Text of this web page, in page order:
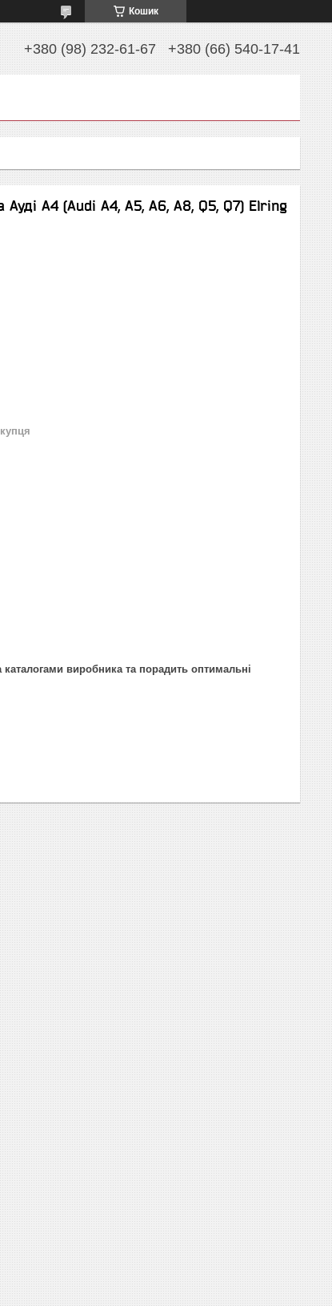
Кошик
+380 (98) 232-61-67 +380 (66) 540-17-41
A4 (Audi A4, A5, A6, A8, Q5, Q7) Elring
виробника та порадить оптимальні